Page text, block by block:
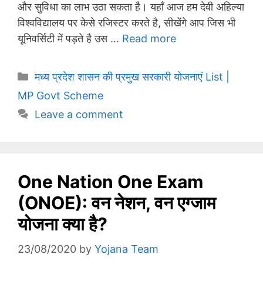
और सुविधा का लाभ उठा सकता है। यहाँ आज हम देवी अहिल्या
विश्वविद्यालय पर केसे रजिस्टर करते है, सीखेंगे आप जिस भी
यूनिवर्सिटी में पड़ते है उस … Read more
Categories
मध्य प्रदेश शासन की प्रमुख सरकारी योजनाएं List |
MP Govt Scheme
Leave a comment
One Nation One Exam
(ONOE): वन नेशन, वन एग्जाम
योजना क्या है?
23/08/2020 by Yojana Team